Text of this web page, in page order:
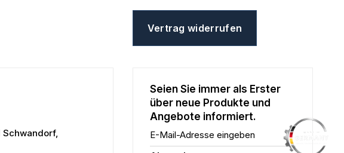
Vertrag widerrufen
Schwandorf,
Seien Sie immer als Erster
über neue Produkte und
Angebote informiert.
E-Mail-Adresse eingeben